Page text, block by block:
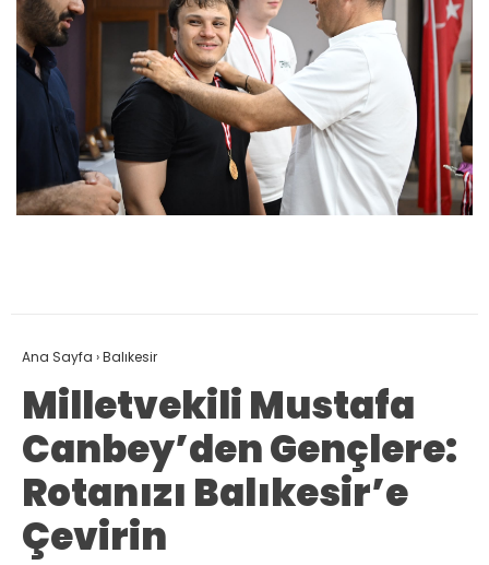
Ana Sayfa ›Balıkesir
Milletvekili Mustafa
Canbey’den Gençlere:
Rotanızı Balıkesir’e
Çevirin